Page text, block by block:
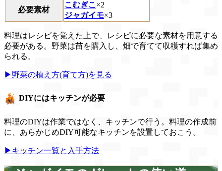
必要素材
こむぎこ ×2
ジャガイモ×3
料理はレシピを覚えた上で、レシピに必要な素材を用意する
必要がある。野菜は苗を購入し、畑で育てて収穫すれば集め
られる。
▶野菜の植え方(育て方)を見る
DIYにはキッチンが必要
料理のDIYは作業ではなく、キッチンで行う。料理の作成前
に、あらかじめDIY可能なキッチンを設置しておこう。
▶キッチン一覧と入手方法